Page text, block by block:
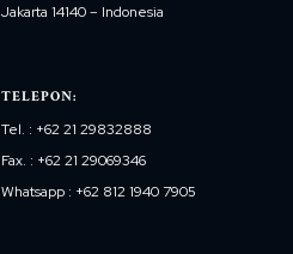
Jakarta 14140 – Indonesia
TELEPON:
Tel. : +62 21 29832888
Fax. : +62 21 29069346
Whatsapp : +62 812 1940 7905